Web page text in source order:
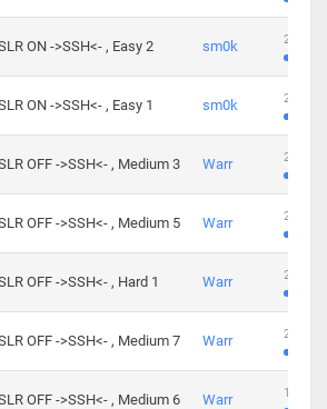
ON ->SSH<- , Easy 2 sm0k 247
ON ->SSH<- , Easy 1 sm0k 219
OFF ->SSH<- , Medium 3 Warr 280
OFF ->SSH<- , Medium 5 Warr 265
OFF ->SSH<- , Hard 1 Warr 224
OFF ->SSH<- , Medium 7 Warr 230
OFF ->SSH<- , Medium 6 Warr 168